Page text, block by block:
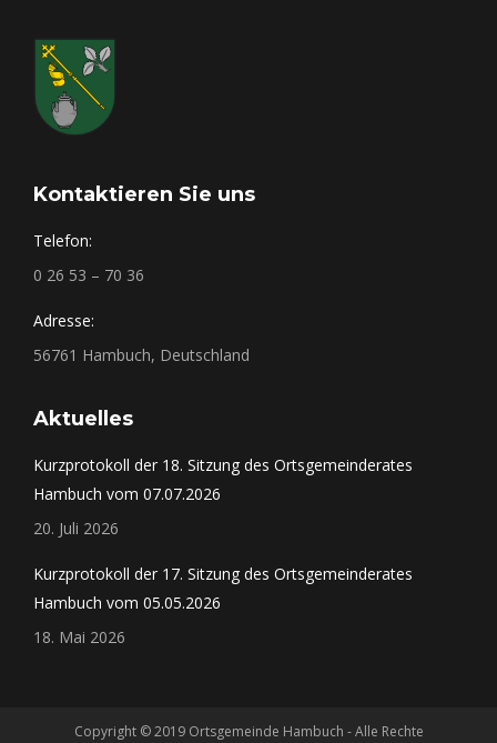
Kontaktieren Sie uns
Telefon:
0 26 53 – 70 36
Adresse:
56761 Hambuch, Deutschland
Aktuelles
Kurzprotokoll der 18. Sitzung des Ortsgemeinderates
Hambuch vom 07.07.2026
20. Juli 2026
Kurzprotokoll der 17. Sitzung des Ortsgemeinderates
Hambuch vom 05.05.2026
18. Mai 2026
Copyright © 2019 Ortsgemeinde Hambuch - Alle Rechte